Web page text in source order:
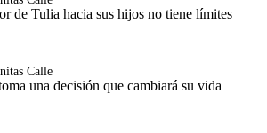
de Tulia hacia sus hijos no tiene límites
Calle
una decisión que cambiará su vida